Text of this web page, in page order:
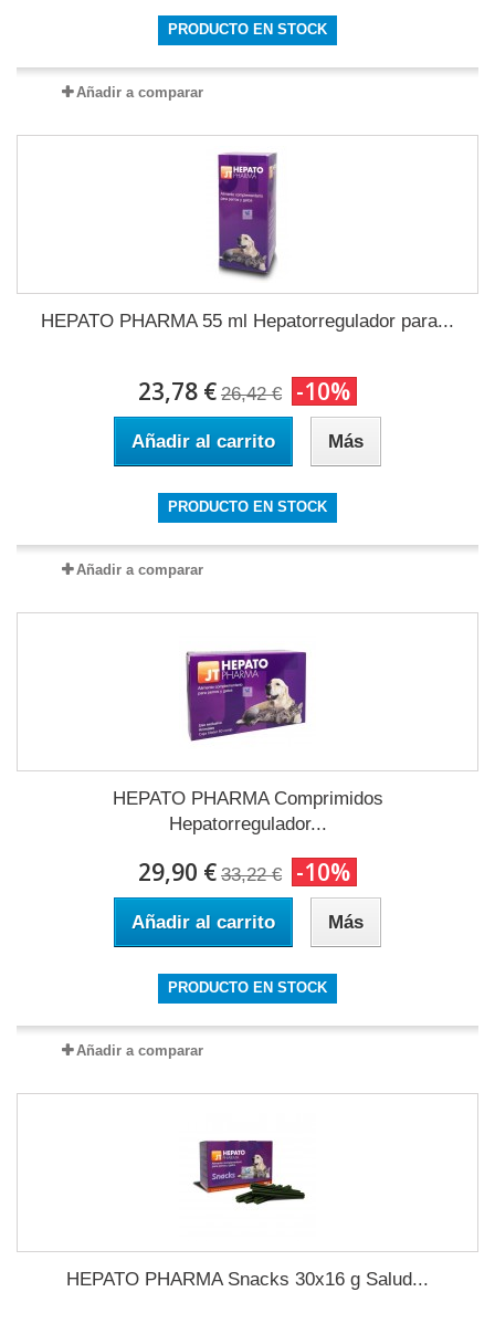
PRODUCTO EN STOCK
Añadir a comparar
HEPATO PHARMA 55 ml Hepatorregulador para...
23,78 € 26,42 € -10%
Añadir al carrito Más
PRODUCTO EN STOCK
Añadir a comparar
HEPATO PHARMA Comprimidos
Hepatorregulador...
29,90 € 33,22 € -10%
Añadir al carrito Más
PRODUCTO EN STOCK
Añadir a comparar
HEPATO PHARMA Snacks 30x16 g Salud...